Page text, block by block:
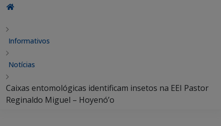
Informativos
Notícias
Caixas entomológicas identificam insetos na EEI Pastor
Reginaldo Miguel – Hoyenó’o